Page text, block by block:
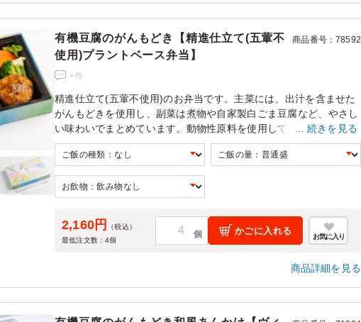
有機豆腐のがんもどき【精進仕立て(五葷不
使用)プラントベース弁当】
商品番号：78592
- 件
精進仕立て(五葷不使用)のお弁当です。主菜には、出汁を含ませた
がんもどきを使用し、副菜は煮物や自家製白ごま豆腐など、やさし
い味わいでまとめています。動物性原料を使用していないので、ヴ
ィーガン食や精進料理をお求めのお客様にも安心してご利用いただ
けます。
続きを見る
2,160円
（税込）
最低注文数：4個
かごに入れる
お気に入り
商品詳細を見る